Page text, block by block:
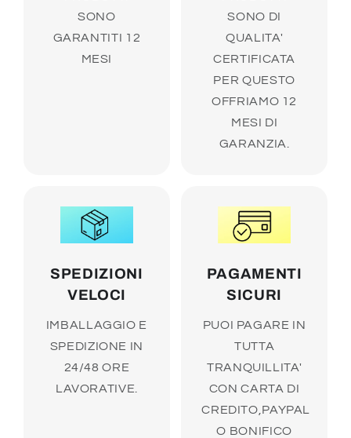
SONO
GARANTITI 12
MESI
SONO DI
QUALITA'
CERTIFICATA
PER QUESTO
OFFRIAMO 12
MESI DI
GARANZIA.
SPEDIZIONI
VELOCI
IMBALLAGGIO E
SPEDIZIONE IN
24/48 ORE
LAVORATIVE.
PAGAMENTI
SICURI
PUOI PAGARE IN
TUTTA
TRANQUILLITA'
CON CARTA DI
CREDITO,PAYPAL
O BONIFICO